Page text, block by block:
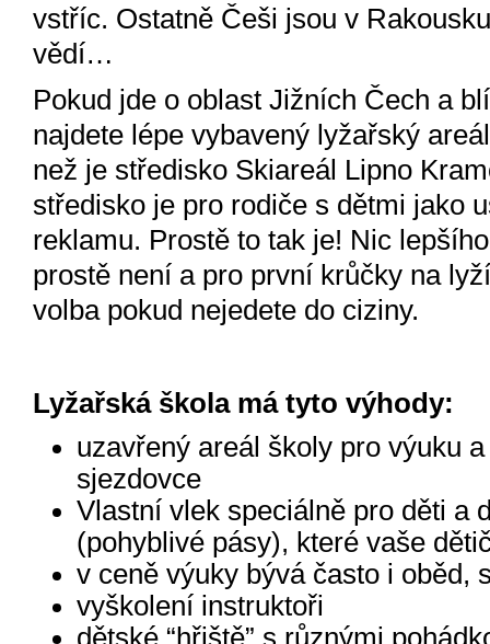
vstříc. Ostatně Češi jsou v
vědí…
Pokud jde o oblast Jižních Čech a
najdete lépe vybavený lyžařský
než je středisko Skiareál Lipno
středisko je pro rodiče s dětmi jako
reklamu. Prostě to tak je! Nic
prostě není a pro první krůčky na
volba pokud nejedete do ciziny.
Lyžařská škola má tyto výhody:
uzavřený areál školy pro výuku
sjezdovce
Vlastní vlek speciálně pro děti a
(pohyblivé pásy), které vaše
v ceně výuky bývá často i oběd,
vyškolení instruktoři
dětské “hřiště” s různými